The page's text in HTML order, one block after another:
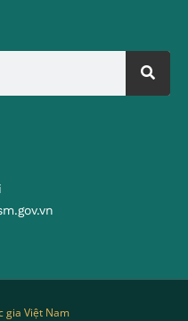
gia Việt Nam